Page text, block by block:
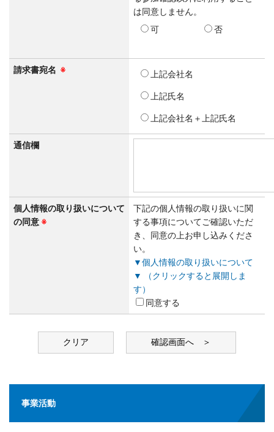
は同意しません。
可
否
請求書宛名 ※ 上記会社名
上記氏名
上記会社名＋上記氏名
通信欄
個人情報の取り扱いについて
の同意 ※
下記の個人情報の取り扱いに関
する事項についてご確認いただ
き、同意の上お申し込みくださ
い。
▼個人情報の取り扱いについて
▼ （クリックすると展開しま
す）
同意する
事業活動